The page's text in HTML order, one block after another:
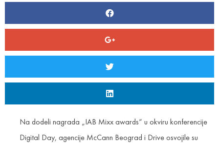
Na dodeli nagrada „IAB Mixx awards“ u okviru konferencije
Digital Day, agencije McCann Beograd i Drive osvojile su